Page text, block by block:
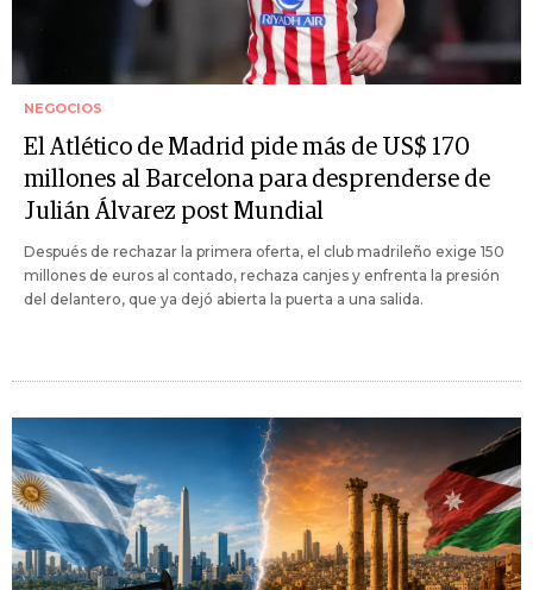
NEGOCIOS
El Atlético de Madrid pide más de US$ 170
millones al Barcelona para desprenderse de
Julián Álvarez post Mundial
Después de rechazar la primera oferta, el club madrileño exige 150
millones de euros al contado, rechaza canjes y enfrenta la presión
del delantero, que ya dejó abierta la puerta a una salida.